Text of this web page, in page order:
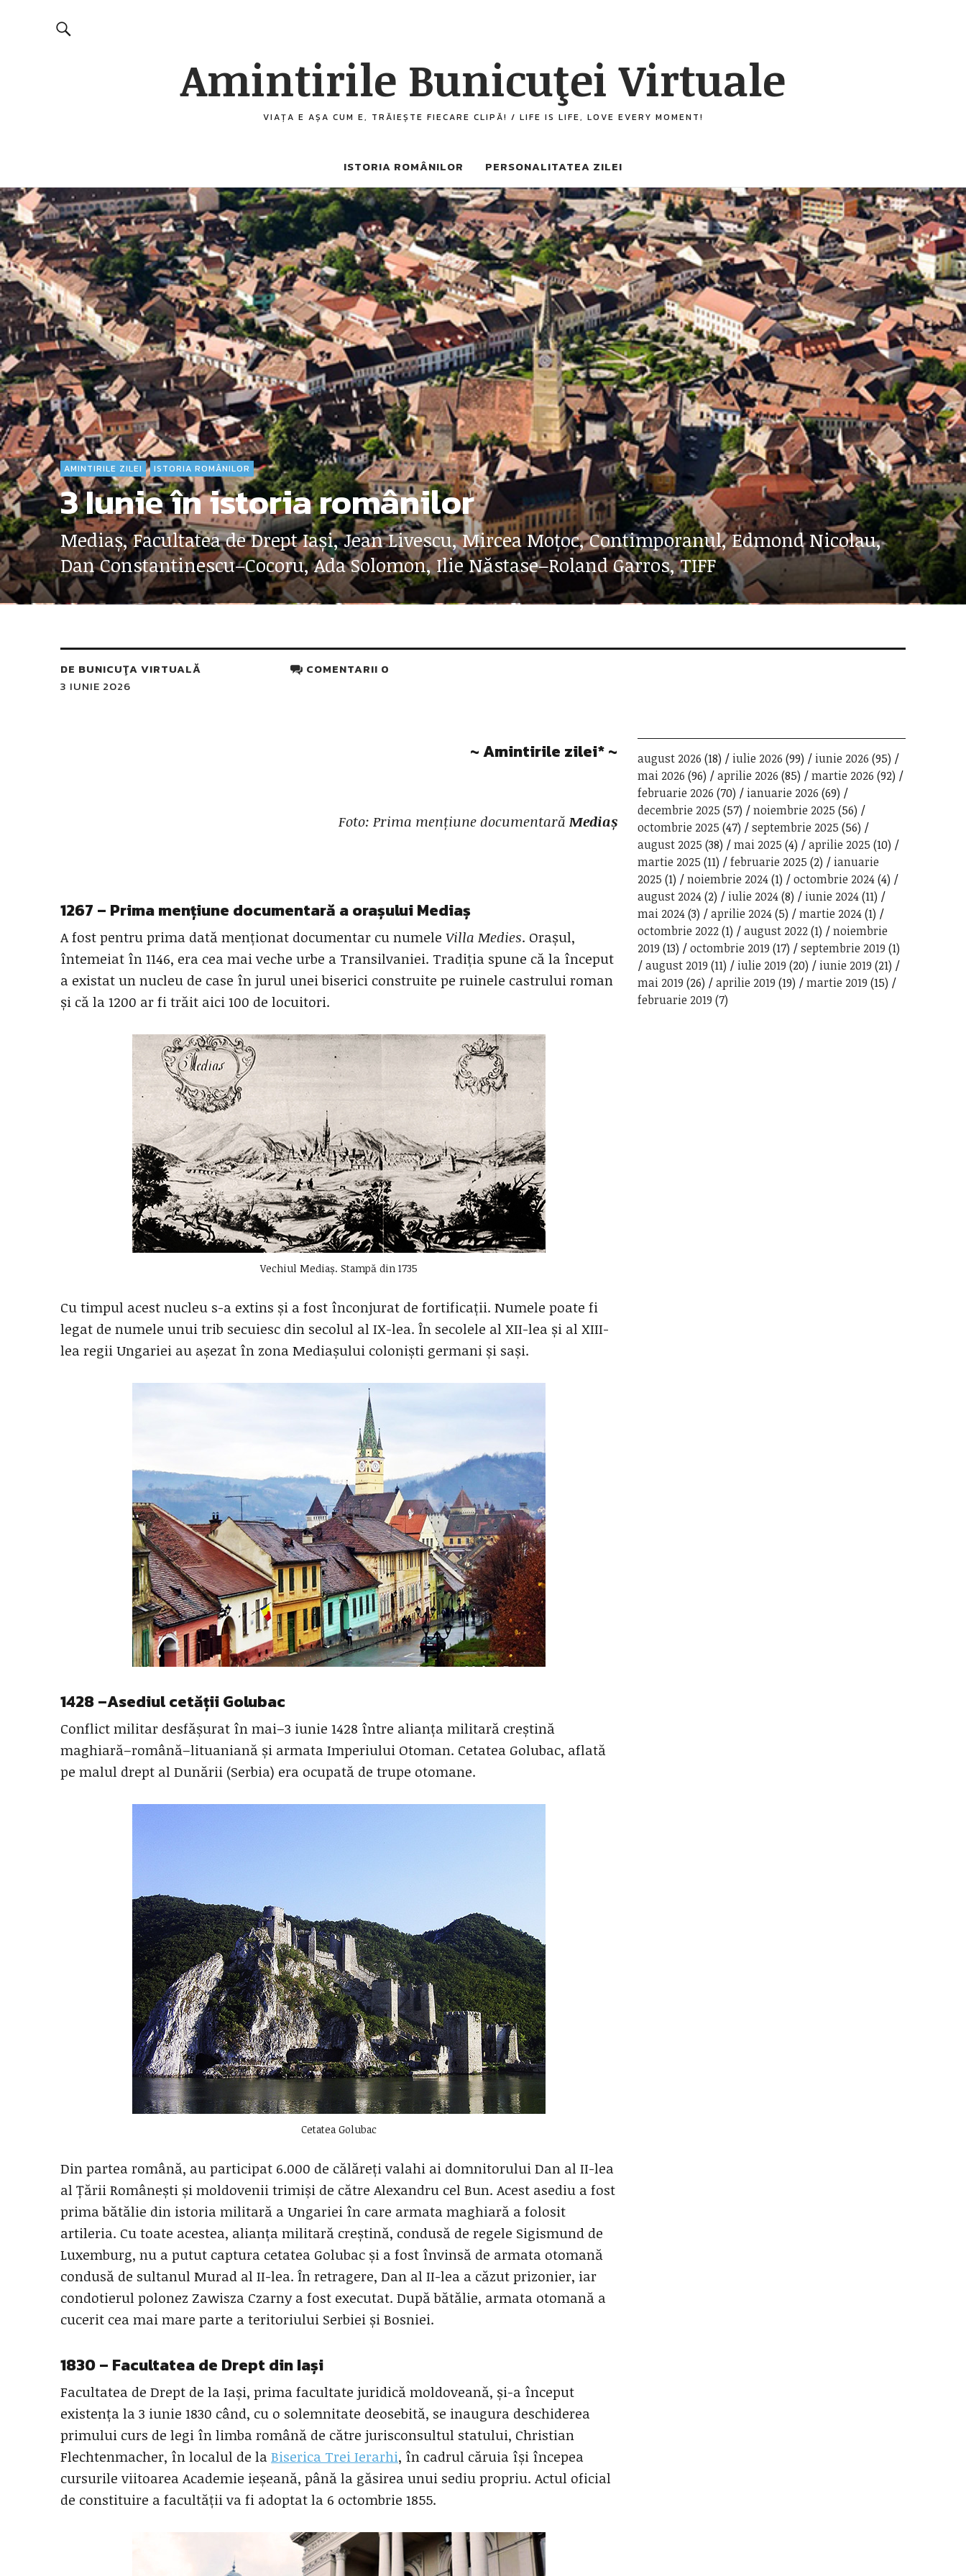
Amintirile Bunicuţei Virtuale
VIAȚA E AȘA CUM E, TRĂIEȘTE FIECARE CLIPĂ! / LIFE IS LIFE, LOVE EVERY MOMENT!
ISTORIA ROMÂNILOR PERSONALITATEA ZILEI
AMINTIRILE ZILEI ISTORIA ROMÂNILOR
3 Iunie în istoria românilor
Mediaș, Facultatea de Drept Iași, Jean Livescu, Mircea Moțoc, Contimporanul, Edmond Nicolau,
Dan Constantinescu–Cocoru, Ada Solomon, Ilie Năstase–Roland Garros, TIFF
DE BUNICUŢA VIRTUALĂ
3 IUNIE 2026
COMENTARII 0
~ Amintirile zilei*~
Foto: Prima mențiune documentară Mediaș
1267 – Prima mențiune documentară a orașuluiMediaș
A fost pentru prima dată menționat documentar cu numele Villa Medies. Orașul,
întemeiat în 1146, era cea mai veche urbe a Transilvaniei. Tradiția spune că la început
a existat un nucleu de case în jurul unei biserici construite pe ruinele castrului roman
și că la 1200 ar fi trăit aici 100 de locuitori.
Vechiul Mediaș. Stampă din 1735
Cu timpul acest nucleu s-a extins și a fost înconjurat de fortificații. Numele poate fi
legat de numele unui trib secuiesc din secolul al IX-lea. În secolele al XII-lea și al XIII-
lea regii Ungariei au așezat în zona Mediașului coloniști germani și sași.
1428 –Asediul cetății Golubac
Conflict militar desfășurat în mai–3 iunie 1428 între alianța militară creștină
maghiară–română–lituaniană și armata Imperiului Otoman. Cetatea Golubac, aflată
pe malul drept al Dunării (Serbia) era ocupată de trupe otomane.
Cetatea Golubac
Din partea română, au participat 6.000 de călăreți valahi ai domnitorului Dan al II-lea
al Țării Românești și moldovenii trimiși de către Alexandru cel Bun. Acest asediu a fost
prima bătălie din istoria militară a Ungariei în care armata maghiară a folosit
artileria. Cu toate acestea, alianța militară creștină, condusă de regele Sigismund de
Luxemburg, nu a putut captura cetatea Golubac și a fost învinsă de armata otomană
condusă de sultanul Murad al II-lea. În retragere, Dan al II-lea a căzut prizonier, iar
condotierul polonez Zawisza Czarny a fost executat. După bătălie, armata otomană a
cucerit cea mai mare parte a teritoriului Serbiei și Bosniei.
1830 – Facultatea de Drept din Iași
Facultatea de Drept de la Iași, prima facultate juridică moldoveană, și-a început
existența la 3 iunie 1830 când, cu o solemnitate deosebită, se inaugura deschiderea
primului curs de legi în limba română de către jurisconsultul statului, Christian
Flechtenmacher, în localul de laBiserica Trei Ierarhi, în cadrul căruia își începea
cursurile viitoarea Academie ieșeană, până la găsirea unui sediu propriu. Actul oficial
de constituire a facultății va fi adoptat la 6 octombrie 1855.
august 2026 (18) iulie 2026 (99) iunie 2026 (95)
mai 2026 (96) aprilie 2026 (85) martie 2026 (92)
februarie 2026 (70) ianuarie 2026 (69)
decembrie 2025 (57) noiembrie 2025 (56)
octombrie 2025 (47) septembrie 2025 (56)
august 2025 (38) mai 2025 (4) aprilie 2025 (10)
martie 2025 (11) februarie 2025 (2)
ianuarie
2025 (1) noiembrie 2024(1) octombrie 2024(4)
august 2024(2) iulie 2024(8) iunie 2024(11)
mai 2024(3) aprilie 2024(5) martie 2024(1)
octombrie 2022(1) august 2022(1)
noiembrie
2019 (13) octombrie 2019 (17) septembrie 2019 (1)
august 2019 (11) iulie 2019 (20) iunie 2019 (21)
mai 2019 (26) aprilie 2019 (19) martie 2019 (15)
februarie 2019 (7)